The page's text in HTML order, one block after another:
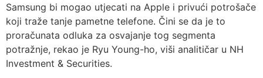
Samsung bi mogao utjecati na Apple i privući potrošače
koji traže tanje pametne telefone. Čini se da je to
proračunata odluka za osvajanje tog segmenta
potražnje, rekao je Ryu Young-ho, viši analitičar u NH
Investment & Securities.